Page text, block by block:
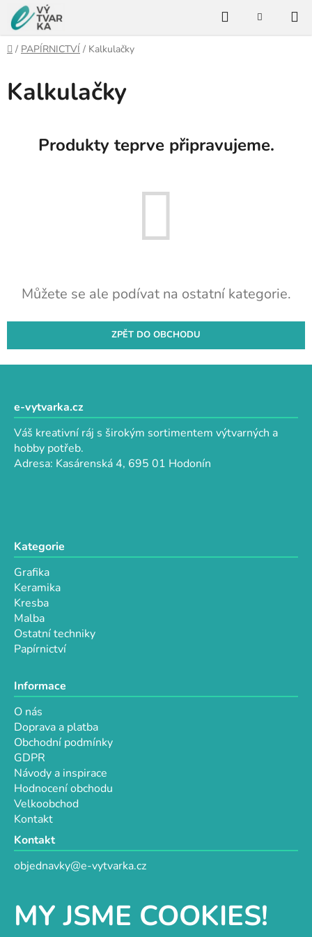
MY JSME COOKIES!
Přejít
na
obsah
HledatNÁKUPNÍ
Domů
/ PAPÍRNICTVÍ / Kalkulačky
Kalkulačky
Produkty teprve připravujeme.
Můžete se ale podívat na ostatní kategorie.
ZPĚT DO OBCHODU
e-vytvarka.cz
Váš kreativní ráj s širokým sortimentem výtvarných a
hobby potřeb.
Adresa: Kasárenská 4, 695 01 Hodonín
Kategorie
Grafika
Keramika
Kresba
Malba
Ostatní techniky
Papírnictví
Informace
O nás
Doprava a platba
Obchodní podmínky
GDPR
Návody a inspirace
Hodnocení obchodu
Velkoobchod
Kontakt
Kontakt
objednavky@e-vytvarka.cz
Facebook